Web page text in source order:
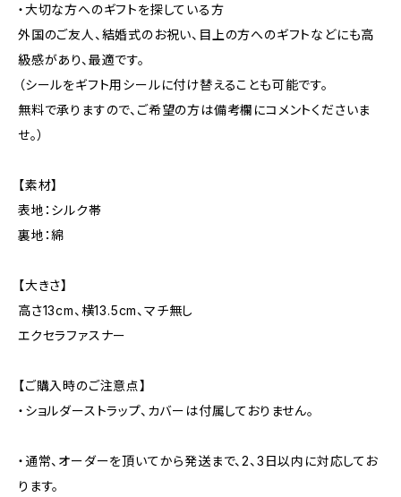
・大切な方へのギフトを探している方
外国のご友人、結婚式のお祝い、目上の方へのギフトなどにも高
級感があり、最適です。
（シールをギフト用シールに付け替えることも可能です。
無料で承りますので、ご希望の方は備考欄にコメントくださいま
せ。）
【素材】
表地：シルク帯
裏地：綿
【大きさ】
高さ13cm、横13.5cm、マチ無し
エクセラファスナー
【ご購入時のご注意点】
・ショルダーストラップ、カバーは付属しておりません。
・通常、オーダーを頂いてから発送まで、2、3日以内に対応してお
ります。